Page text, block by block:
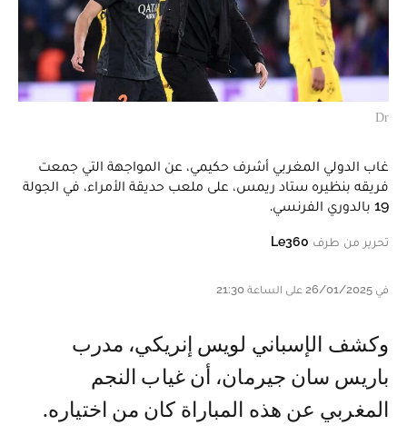
Dr
غاب الدولي المغربي أشرف حكيمي، عن المواجهة التي جمعت
فريقه بنظيره ستاد ريمس، على ملعب حديقة الأمراء، في الجولة
19 بالدوري الفرنسي.
تحرير من طرف Le360
في 26/01/2025 على الساعة 21:30
وكشف الإسباني لويس إنريكي، مدرب
باريس سان جيرمان، أن غياب النجم
المغربي عن هذه المباراة كان من اختياره.